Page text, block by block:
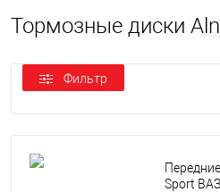
Тормозные диски
Фильтр
Sport